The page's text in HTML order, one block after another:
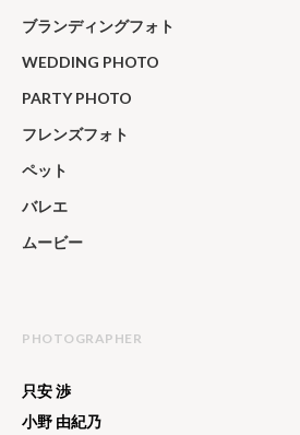
ブランディングフォト
WEDDING PHOTO
PARTY PHOTO
フレンズフォト
ペット
バレエ
ムービー
PHOTOGRAPHER
只安 渉
小野 由紀乃